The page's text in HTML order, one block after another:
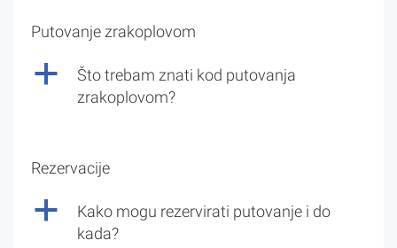
Putovanje zrakoplovom
a
Što trebam znati kod putovanja
zrakoplovom?
Rezervacije
a
Kako mogu rezervirati putovanje i do
kada?